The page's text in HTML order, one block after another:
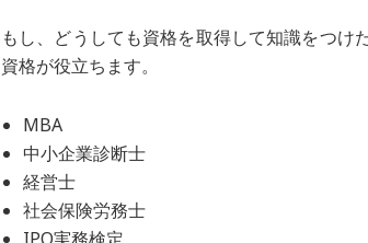
もし、どうしても資格を取得して知識をつ
資格が役立ちます。
MBA
中小企業診断士
経営士
社会保険労務士